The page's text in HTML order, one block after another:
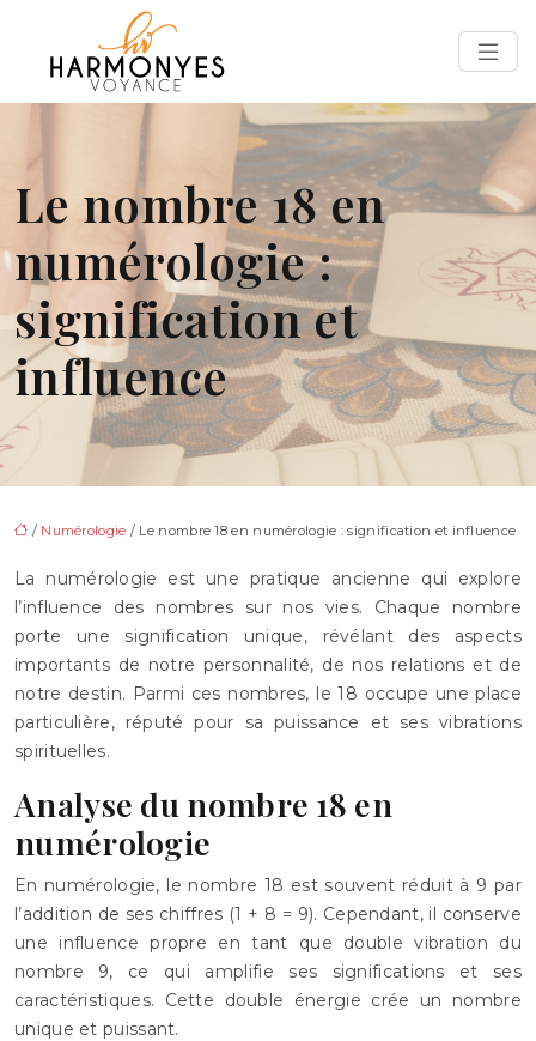
Le nombre 18 en
numérologie :
signification et
influence
/ Numérologie / Le nombre 18 en numérologie : signification et influence
La numérologie est une pratique ancienne qui explore
l’influence des nombres sur nos vies. Chaque nombre
porte une signification unique, révélant des aspects
importants de notre personnalité, de nos relations et de
notre destin. Parmi ces nombres, le 18 occupe une place
particulière, réputé pour sa puissance et ses vibrations
spirituelles.
Analyse du nombre 18 en
numérologie
En numérologie, le nombre 18 est souvent réduit à 9 par
l’addition de ses chiffres (1 + 8 = 9). Cependant, il conserve
une influence propre en tant que double vibration du
nombre 9, ce qui amplifie ses significations et ses
caractéristiques. Cette double énergie crée un nombre
unique et puissant.